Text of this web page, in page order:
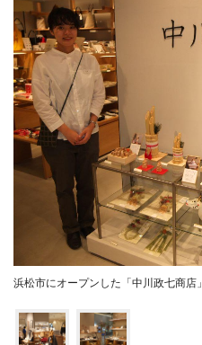
浜松市にオープンした「中川政七商店」